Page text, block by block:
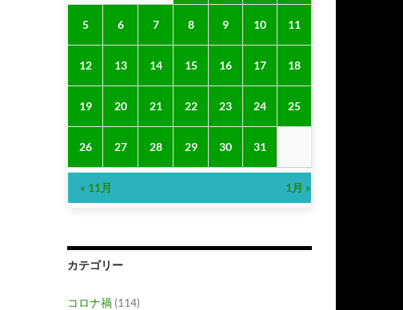
5 6 7 8 9 10 11
12 13 14 15 16 17 18
19 20 21 22 23 24 25
26 27 28 29 30 31
« 11月 1月 »
カテゴリー
コロナ禍 (114)